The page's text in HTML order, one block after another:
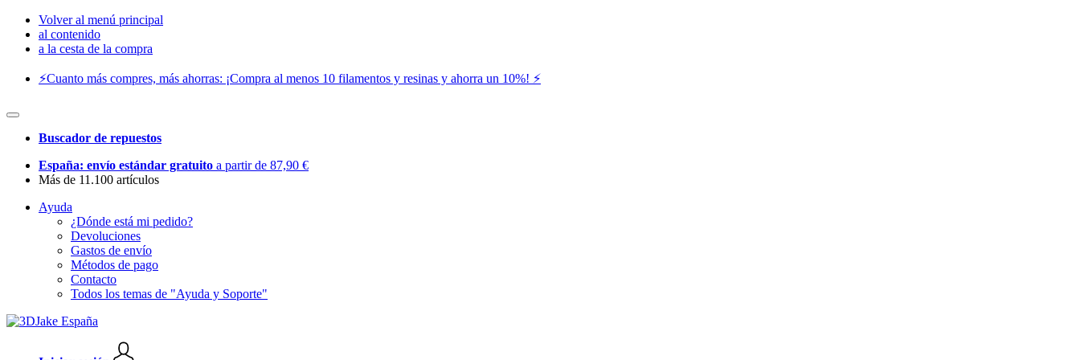
Volver al menú principal
al contenido
a la cesta de la compra
⚡️Cuanto más compres, más ahorras: ¡Compra al menos 10 filamentos y resinas y ahorra un 10%! ⚡️
Buscador de repuestos
España: envío estándar gratuito a partir de 87,90 €
Más de 11.100 artículos
Ayuda
¿Dónde está mi pedido?
Devoluciones
Gastos de envío
Métodos de pago
Contacto
Todos los temas de "Ayuda y Soporte"